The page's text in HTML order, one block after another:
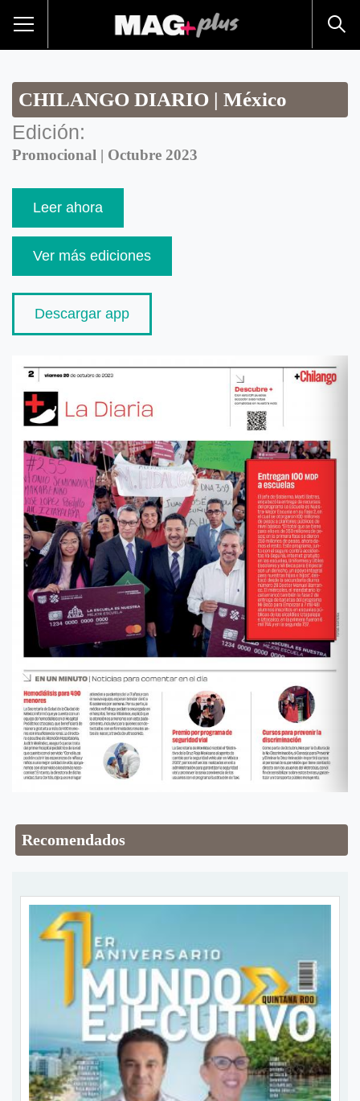
CHILANGO DIARIO | México
Edición:
Promocional | Octubre 2023
Leer ahora
Ver más ediciones
Descargar app
Recomendados